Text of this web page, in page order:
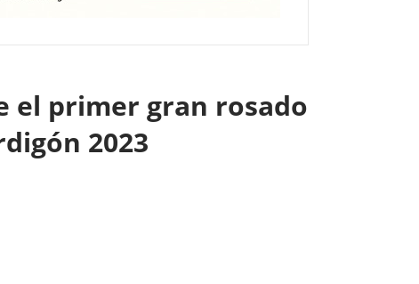
el primer gran rosado
2023